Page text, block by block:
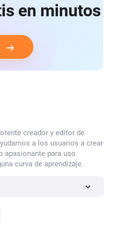
en minutos
creador y editor de
a los usuarios a crear
apasionante para uso
curva de aprendizaje.